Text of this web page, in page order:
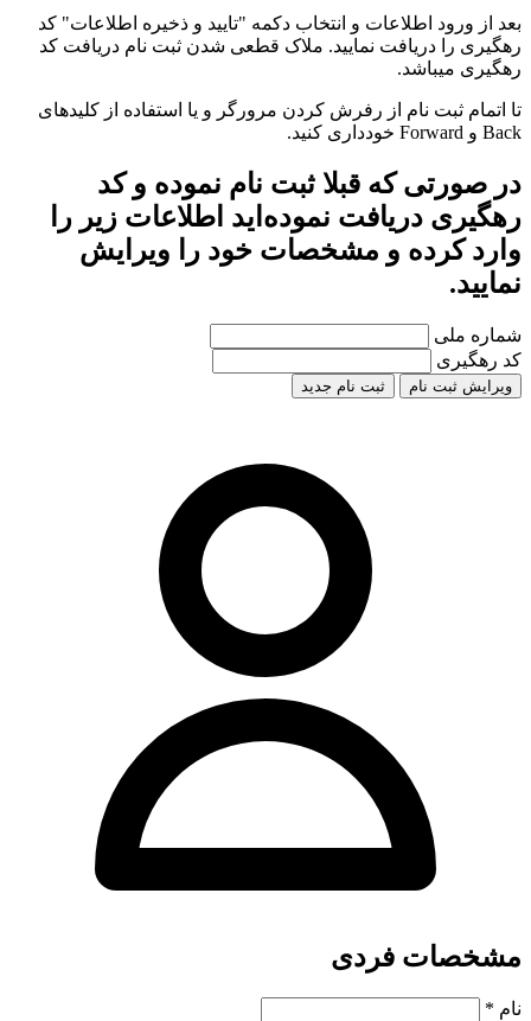
بعد از ورود اطلاعات و انتخاب دکمه "تایید و ذخیره اطلاعات" کد
رهگیری را دریافت نمایید. ملاک قطعی شدن ثبت نام دریافت کد
رهگیری میباشد.
تا اتمام ثبت نام از رفرش کردن مرورگر و یا استفاده از کلیدهای
Back و Forward خودداری کنید.
در صورتی که قبلا ثبت نام نموده و کد
رهگیری دریافت نموده‌اید اطلاعات زیر را
وارد کرده و مشخصات خود را ویرایش
نمایید.
شماره ملی
کد رهگیری
ویرایش ثبت نام ثبت نام جدید
مشخصات فردی
نام *